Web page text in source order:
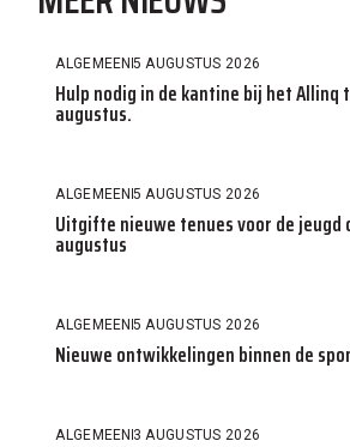
ALGEMEEN5 AUGUSTUS 2026
Hulp nodig in de kantine bij het Allinq
augustus.
ALGEMEEN5 AUGUSTUS 2026
Uitgifte nieuwe tenues voor de jeugd
augustus
ALGEMEEN5 AUGUSTUS 2026
Nieuwe ontwikkelingen binnen de
ALGEMEEN3 AUGUSTUS 2026